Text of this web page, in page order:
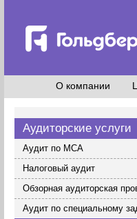
О компании
Аудиторские услуги
Аудит по МСА
Налоговый аудит
Обзорная аудиторская
Аудит по специальному